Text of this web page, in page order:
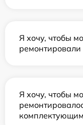
Я хочу, чтобы
Я хочу, чтобы